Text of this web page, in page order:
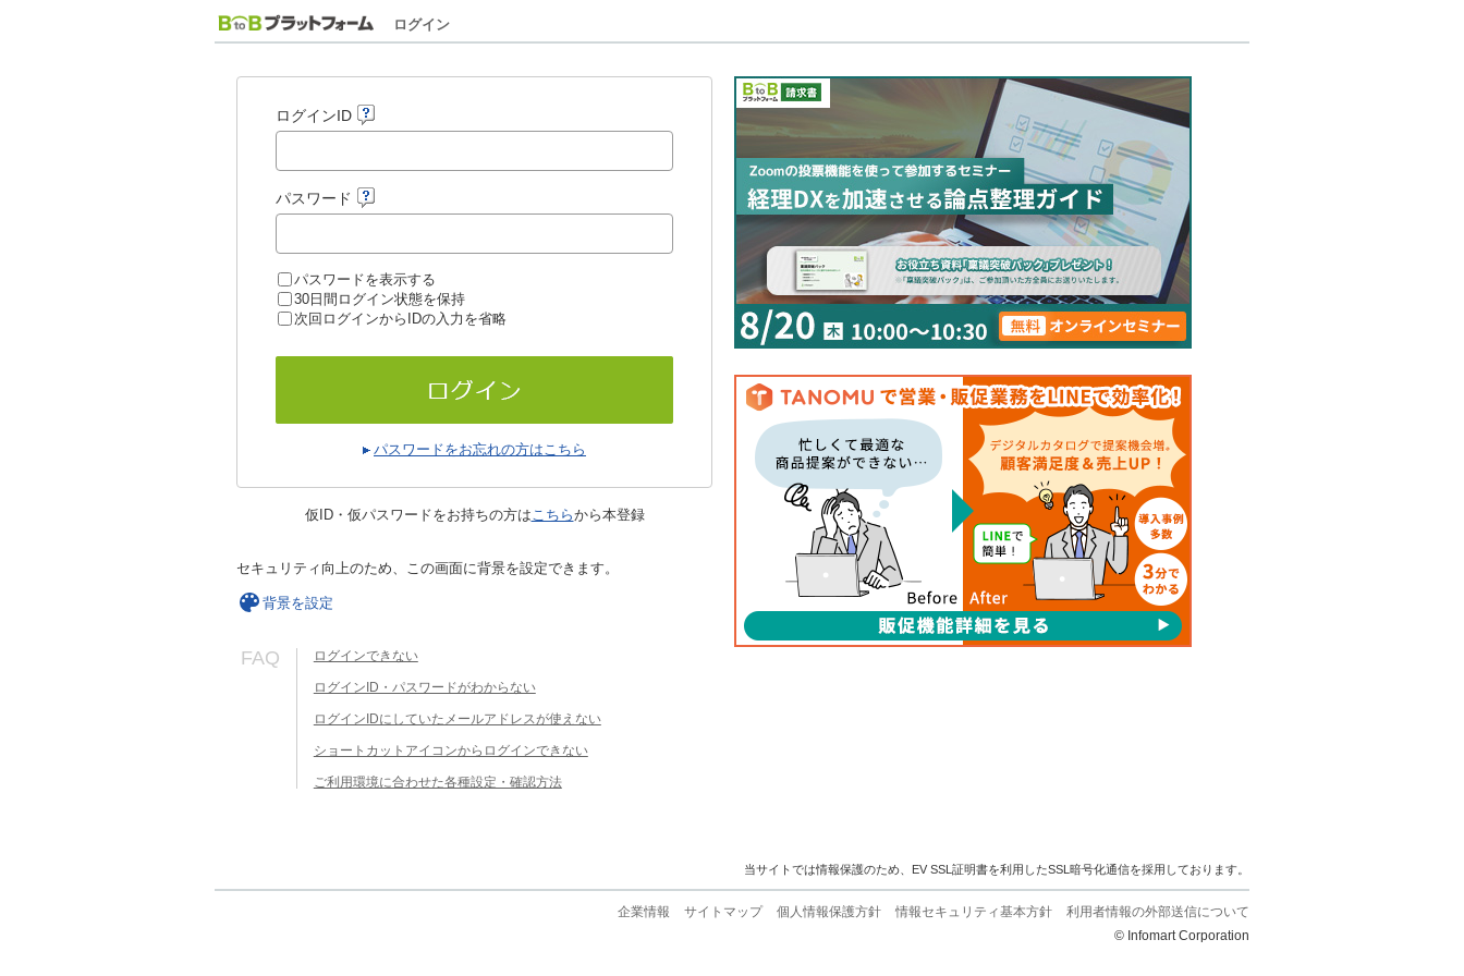
ログイン
ログインID
パスワード
パスワードを表示する
30日間ログイン状態を保持
次回ログインからIDの入力を省略
パスワードをお忘れの方はこちら
仮ID・仮パスワードをお持ちの方はこちらから本登録
セキュリティ向上のため、この画面に背景を設定できます。
背景を設定
FAQ ログインできない
ログインID・パスワードがわからない
ログインIDにしていたメールアドレスが使えない
ショートカットアイコンからログインできない
ご利用環境に合わせた各種設定・確認方法
当サイトでは情報保護のため、EV SSL証明書を利用したSSL暗号化通信を採用しております。
企業情報 サイトマップ 個人情報保護方針 情報セキュリティ基本方針
利用者情報の外部送信について
© Infomart Corporation